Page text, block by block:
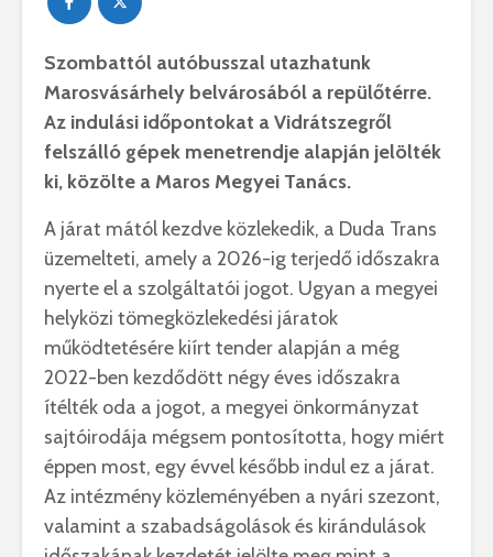
Szombattól autóbusszal utazhatunk
Marosvásárhely belvárosából a repülőtérre.
Az indulási időpontokat a Vidrátszegről
felszálló gépek menetrendje alapján jelölték
ki, közölte a Maros Megyei Tanács.
A járat mától kezdve közlekedik, a Duda Trans
üzemelteti, amely a 2026-ig terjedő időszakra
nyerte el a szolgáltatói jogot. Ugyan a megyei
helyközi tömegközlekedési járatok
működtetésére kiírt tender alapján a még
2022-ben kezdődött négy éves időszakra
ítélték oda a jogot, a megyei önkormányzat
sajtóirodája mégsem pontosította, hogy miért
éppen most, egy évvel később indul ez a járat.
Az intézmény közleményében a nyári szezont,
valamint a szabadságolások és kirándulások